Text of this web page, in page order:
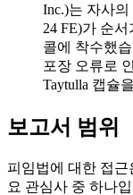
Inc.)는 자사의
24 FE)가 순
콜에 착수했
포장 오류로
Taytulla 캡슐
보고서 범위
피임법에 대한 접
요 관심사 중 하나